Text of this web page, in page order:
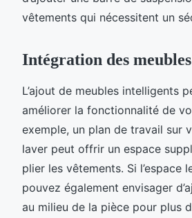
vêtements qui nécessitent un
Intégration des
L’ajout de meubles intelligents
améliorer la fonctionnalité de
exemple, un plan de travail sur
laver peut offrir un espace
plier les vêtements. Si l’espace
pouvez également envisager
au milieu de la pièce pour plus